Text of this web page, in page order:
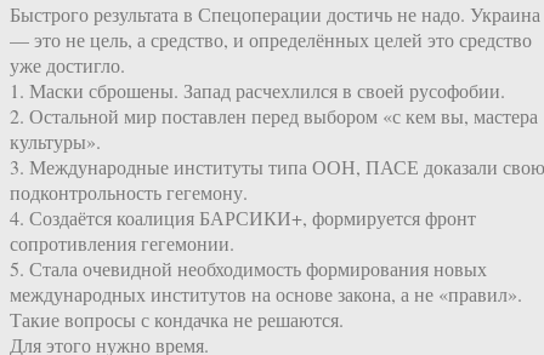
Быстрого результата в Спецоперации достичь не надо. Украина
— это не цель, а средство, и определённых целей это средство
уже достигло.
1. Маски сброшены. Запад расчехлился в своей русофобии.
2. Остальной мир поставлен перед выбором «с кем вы, мастера
культуры».
3. Международные институты типа ООН, ПАСЕ доказали свою
подконтрольность гегемону.
4. Создаётся коалиция БАРСИКИ+, формируется фронт
сопротивления гегемонии.
5. Стала очевидной необходимость формирования новых
международных институтов на основе закона, а не «правил».
Такие вопросы с кондачка не решаются.
Для этого нужно время.